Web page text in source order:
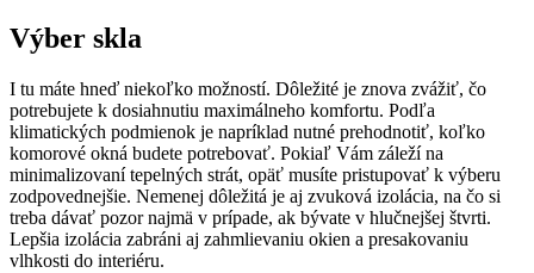
Výber skla
I tu máte hneď niekoľko možností. Dôležité je znova zvážiť, čo
potrebujete k dosiahnutiu maximálneho komfortu. Podľa
klimatických podmienok je napríklad nutné prehodnotiť, koľko
komorové okná budete potrebovať. Pokiaľ Vám záleží na
minimalizovaní tepelných strát, opäť musíte pristupovať k výberu
zodpovednejšie. Nemenej dôležitá je aj zvuková izolácia, na čo si
treba dávať pozor najmä v prípade, ak bývate v hlučnejšej štvrti.
Lepšia izolácia zabráni aj zahmlievaniu okien a presakovaniu
vlhkosti do interiéru.